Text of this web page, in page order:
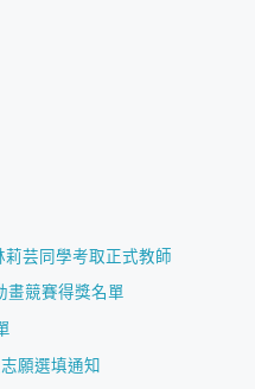
莉芸同學考取正式教師
畫競賽得獎名單
願選填通知